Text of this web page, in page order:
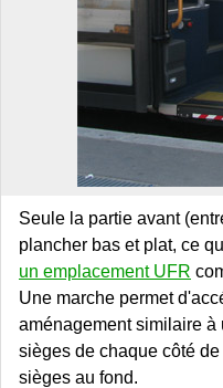
Seule la partie avant
plancher bas et plat, ce
un emplacement UFR
Une marche permet
aménagement similaire à
sièges de chaque côté
sièges au fond.